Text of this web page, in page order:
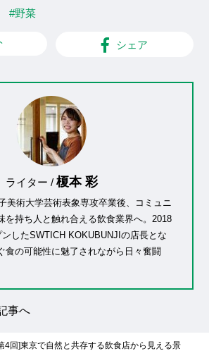
#野菜
シェア
ライター / 榎本 彩
美術大学芸術表象専攻卒業後、コミュニ
を持ち人と触れ合える飲食業界へ。2018
したSWTICH KOKUBUNJIの店長とな
食の可能性に魅了されながら日々奮闘
事へ
4回]東京で自然と共存する飲食店から見える景